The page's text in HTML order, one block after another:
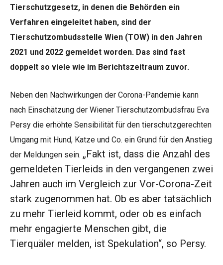
Tierschutzgesetz, in denen die Behörden ein
Verfahren eingeleitet haben, sind der
Tierschutzombudsstelle Wien (TOW) in den Jahren
2021 und 2022 gemeldet worden. Das sind fast
doppelt so viele wie im Berichtszeitraum zuvor.
Neben den Nachwirkungen der Corona-Pandemie kann
nach Einschätzung der Wiener Tierschutzombudsfrau Eva
Persy die erhöhte Sensibilität für den tierschutzgerechten
Umgang mit Hund, Katze und Co. ein Grund für den Anstieg
der Meldungen sein. „Fakt ist, dass die Anzahl des
gemeldeten Tierleids in den vergangenen zwei
Jahren auch im Vergleich zur Vor-Corona-Zeit
stark zugenommen hat. Ob es aber tatsächlich
zu mehr Tierleid kommt, oder ob es einfach
mehr engagierte Menschen gibt, die
Tierquäler melden, ist Spekulation“, so Persy.